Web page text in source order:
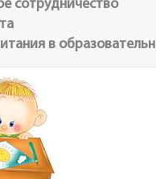
сотрудничество
в